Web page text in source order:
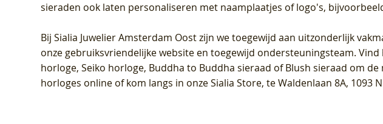
sieraden ook laten personaliseren met naamplaatjes of logo's,
BijSialia Juwelier Amsterdam Oostzijn we toegewijd aan uitzonderlijk
onze gebruiksvriendelijke website en toegewijd ondersteuningsteam.
horloge, Seiko horloge, Buddha to Buddha sieraad of Blush sieraad om
horloges online of kom langs in onze Sialia Store, te Waldenlaan 8A, 1093